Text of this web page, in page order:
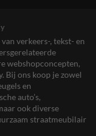
verkeers-, tekst- en
webshopconcepten,
Bij ons koop je zowel
en
auto’s,
ook diverse
straatmeubilair